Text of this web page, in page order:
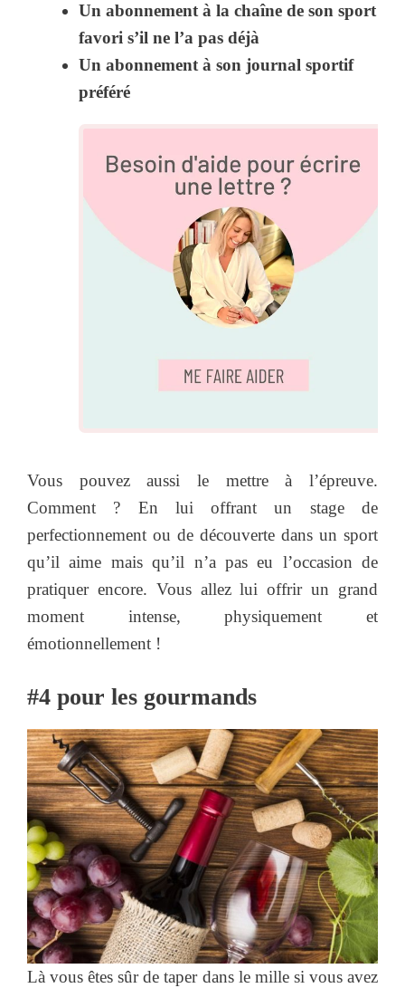
Un abonnement à la chaîne de son sport
favori s’il ne l’a pas déjà
Un abonnement à son journal sportif
préféré
Vous pouvez aussi le mettre à l’épreuve.
Comment ? En lui offrant un stage de
perfectionnement ou de découverte dans un sport
qu’il aime mais qu’il n’a pas eu l’occasion de
pratiquer encore. Vous allez lui offrir un grand
moment intense, physiquement et
émotionnellement !
#4 pour les gourmands
Là vous êtes sûr de taper dans le mille si vous avez